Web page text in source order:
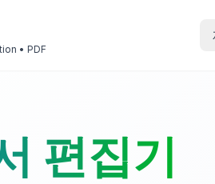
• PDF
편집기